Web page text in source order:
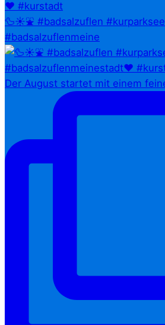
🦆☀️⛲ #badsalzuflen #kurparksee
#badsalzuflenmeine
Der August startet mit einem